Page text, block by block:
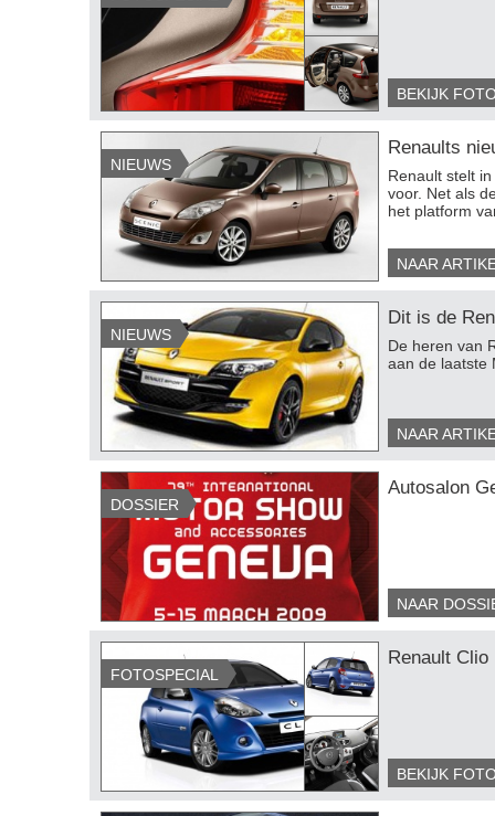
BEKIJK
Renaults
Renault stelt
voor. Net als
het platform
NAAR
NIEUWS
Dit is de
De heren van
aan de laatste
NAAR
NIEUWS
Autosalon
NAAR
DOSSIER
Renault Clio
BEKIJK
FOTOSPECIAL
Challenger SRT Hell...
38 FOTO'S
BEKIJK 35 FOTO'S